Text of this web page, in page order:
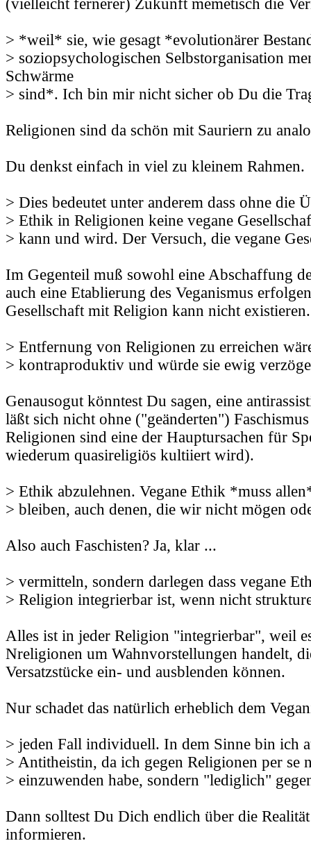
(vielleicht fernerer) Zukunft memetisch die
> *weil* sie, wie gesagt *evolutionärer
> soziopsychologischen Selbstorganisation
Schwärme
> sind*. Ich bin mir nicht sicher ob Du die
Religionen sind da schön mit Sauriern zu
Du denkst einfach in viel zu kleinem Rahmen.
> Dies bedeutet unter anderem dass ohne die
> Ethik in Religionen keine vegane
> kann und wird. Der Versuch, die vegane
Im Gegenteil muß sowohl eine Abschaffung
auch eine Etablierung des Veganismus
Gesellschaft mit Religion kann nicht existieren.
> Entfernung von Religionen zu erreichen
> kontraproduktiv und würde sie ewig
Genausogut könntest Du sagen, eine
läßt sich nicht ohne ("geänderten")
Religionen sind eine der Hauptursachen für
wiederum quasireligiös kultiiert wird).
> Ethik abzulehnen. Vegane Ethik *muss
> bleiben, auch denen, die wir nicht mögen
Also auch Faschisten? Ja, klar ...
> vermitteln, sondern darlegen dass vegane
> Religion integrierbar ist, wenn nicht
Alles ist in jeder Religion "integrierbar", weil
Nreligionen um Wahnvorstellungen handelt,
Versatzstücke ein- und ausblenden können.
Nur schadet das natürlich erheblich dem
> jeden Fall individuell. In dem Sinne bin ich
> Antitheistin, da ich gegen Religionen per se
> einzuwenden habe, sondern "lediglich"
Dann solltest Du Dich endlich über die
informieren.